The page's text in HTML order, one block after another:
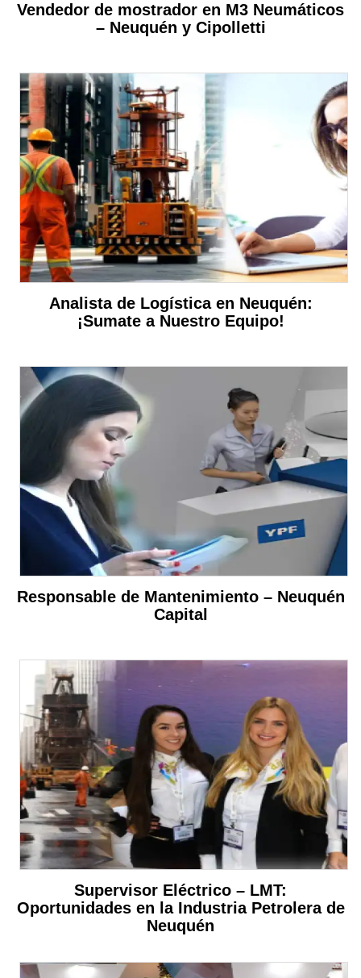
Vendedor de mostrador en M3 Neumáticos
– Neuquén y Cipolletti
Analista de Logística en Neuquén:
¡Sumate a Nuestro Equipo!
Responsable de Mantenimiento – Neuquén
Capital
Supervisor Eléctrico – LMT:
Oportunidades en la Industria Petrolera de
Neuquén